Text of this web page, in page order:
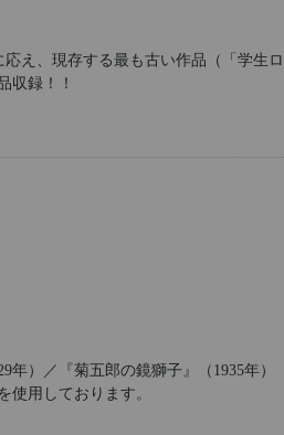
え、現存する最も古い作品（「学生ロ
収録！！
年）／『菊五郎の鏡獅子』（1935年）
使用しております。